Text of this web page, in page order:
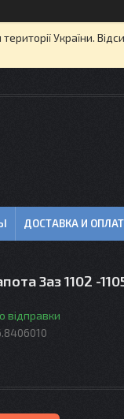
України.
ДОСТАВКА И
Заз 1102 -
відправки